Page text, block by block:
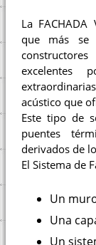
La FACHADA
que más se
excelentes
acústico que
Este tipo de
puentes
derivados de
El Sistema de
Un
Una
Un